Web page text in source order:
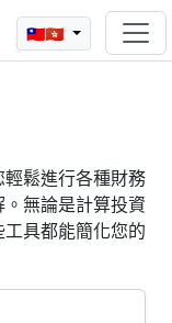
🇹🇼🇭🇰
鬆進行各種財務
無論是計算投資
具都能簡化您的
器」或「
複雜的財務問題
具，您將能夠更